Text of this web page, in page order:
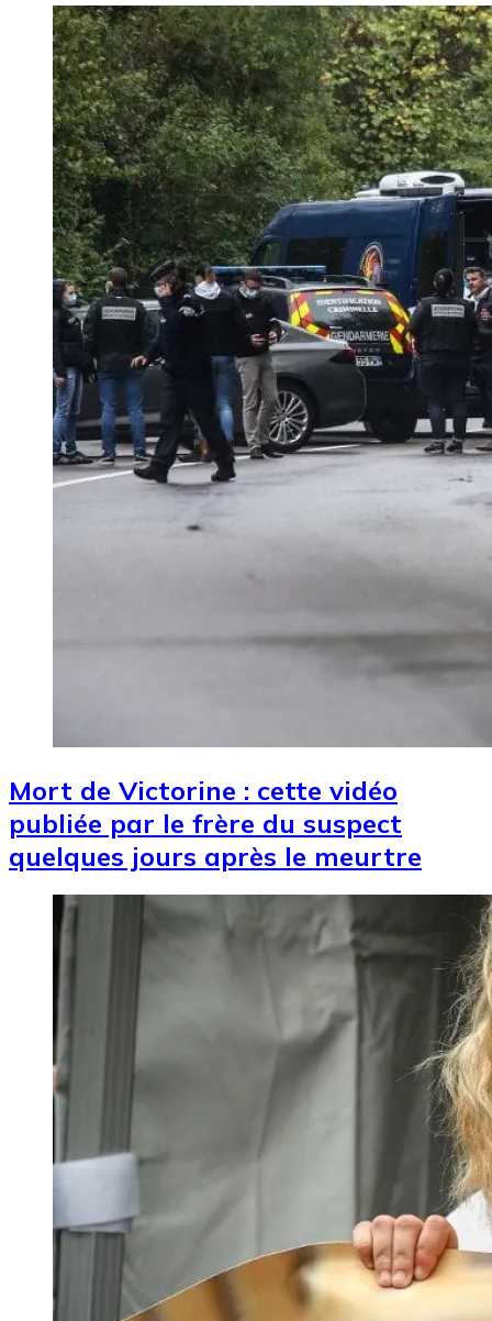
Image
Mort de Victorine : cette vidéo
publiée par le frère du suspect
quelques jours après le meurtre
Image